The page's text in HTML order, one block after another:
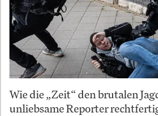
Wie die „Zeit“ den brutalen
unliebsame Reporter